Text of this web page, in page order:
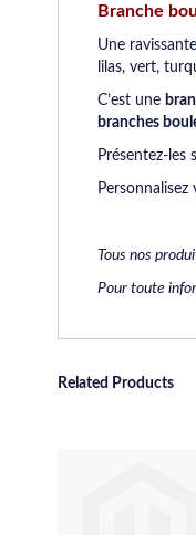
gallery
Branche
Une ravissante
lilas, vert,
C’est une
branches
Présentez-les
Tous nos
Pour toute
Related Products